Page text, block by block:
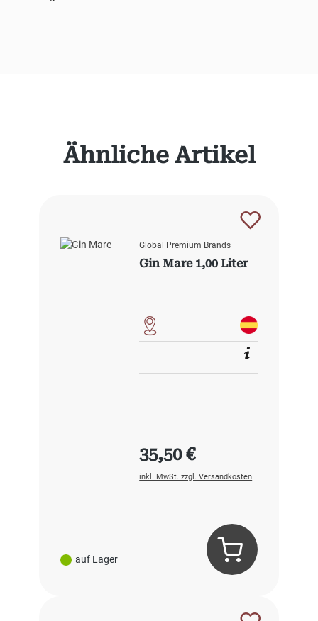
Produktgalerie überspringen
Ähnliche Artikel
auf Lager
Global Premium Brands
Gin Mare 1,00 Liter
Regulärer Preis:
35,50 €
inkl. MwSt. zzgl. Versandkosten